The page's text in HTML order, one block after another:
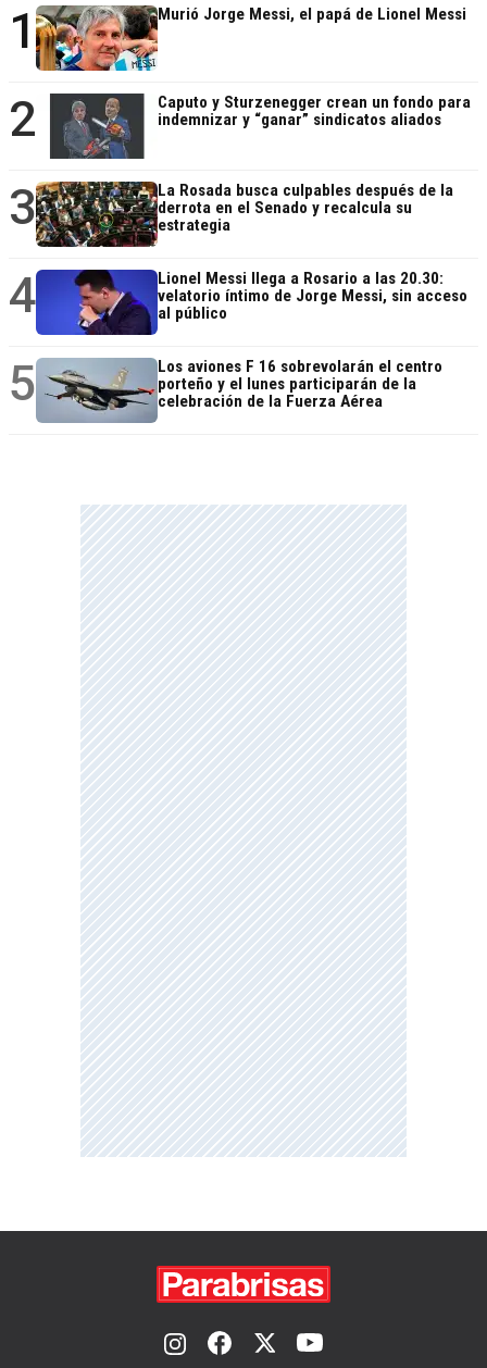
1 Murió Jorge Messi, el papá de Lionel Messi
2
Caputo y Sturzenegger crean un fondo para
indemnizar y “ganar” sindicatos aliados
3
La Rosada busca culpables después de la
derrota en el Senado y recalcula su
estrategia
4
Lionel Messi llega a Rosario a las 20.30:
velatorio íntimo de Jorge Messi, sin acceso
al público
5
Los aviones F 16 sobrevolarán el centro
porteño y el lunes participarán de la
celebración de la Fuerza Aérea